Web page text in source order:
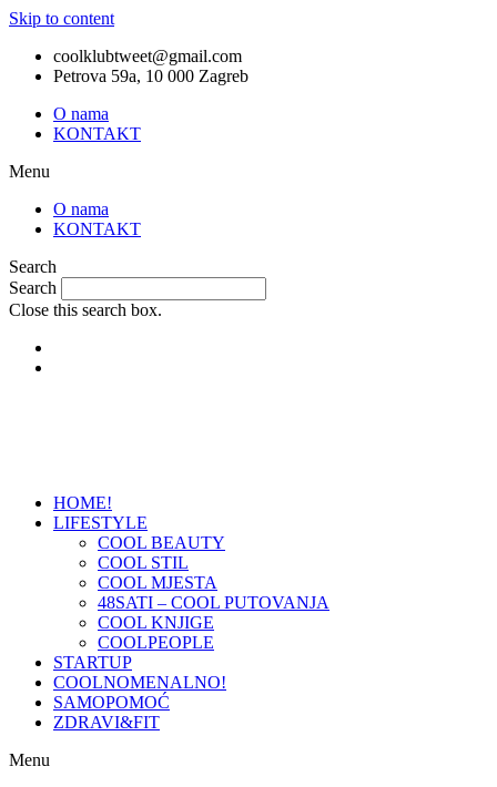
Skip to content
coolklubtweet@gmail.com
Petrova 59a, 10 000 Zagreb
O nama
KONTAKT
Menu
O nama
KONTAKT
Search
Search
Close this search box.
HOME!
LIFESTYLE
COOL BEAUTY
COOL STIL
COOL MJESTA
48SATI – COOL PUTOVANJA
COOL KNJIGE
COOLPEOPLE
STARTUP
COOLNOMENALNO!
SAMOPOMOĆ
ZDRAVI&FIT
Menu